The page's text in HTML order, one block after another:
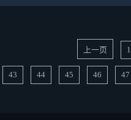
上一页 1
43 44 45 46 47